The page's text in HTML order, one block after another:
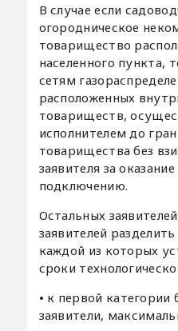
В случае если
огородническое
товарищество
населенного пункта,
сетям
расположенных
товариществ,
исполнителем до
товарищества без
заявителя за
подключению.
Остальных
заявителей
каждой из которых
сроки
• к первой категории
заявители,